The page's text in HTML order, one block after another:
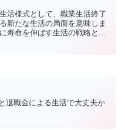
活様式として、職業生活終了
新たな生活の局面を意味しま
寿命を伸ばす生活の戦略と健
退職金による生活で大丈夫か